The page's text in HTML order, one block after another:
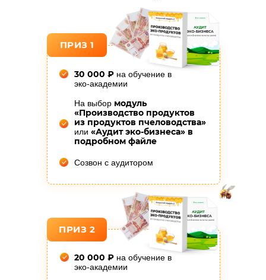
20 000 ₽ на обучение в
эко-академии
ПРИЗ 2
30 000 ₽ на обучение в
эко-академии
На выбор модуль
«Производство продуктов
из продуктов пчеловодства»
или «Аудит эко-бизнеса» в
подробном файле
Созвон с аудитором
ПРИЗ 1